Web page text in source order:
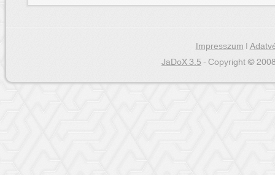
Impresszum|
JaDoX 3.5- Copyright ©